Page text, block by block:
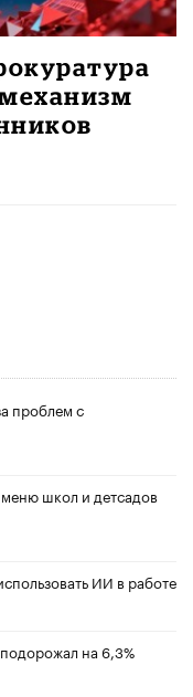
проблем с
школ и детсадов
ИИ в работе
на 6,3%